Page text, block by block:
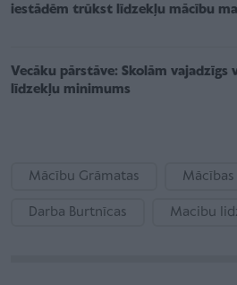
iestādēm trūkst līdzekļu mācību
Vecāku pārstāve: Skolām vajadzīgs
līdzekļu minimums
Mācību Grāmatas Mācības
Darba Burtnīcas Macibu